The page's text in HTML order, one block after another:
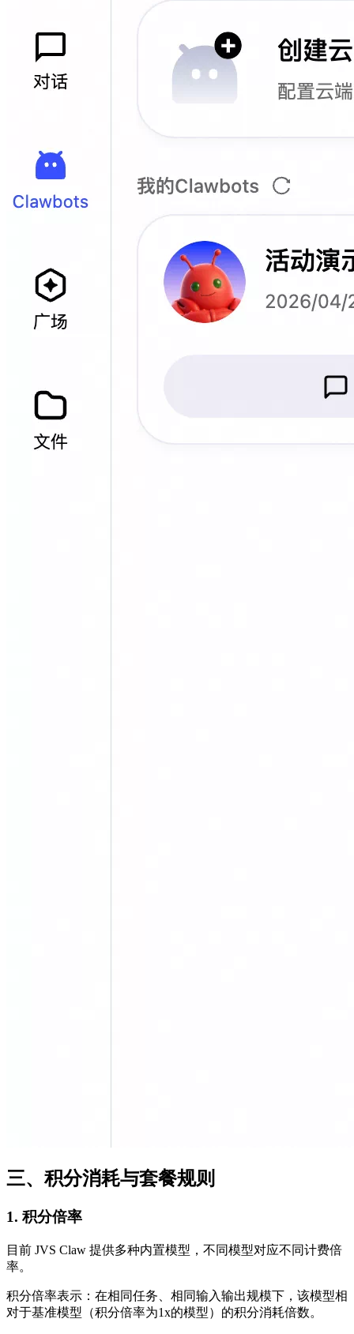
三、积分消耗与套餐规则
1. 积分倍率
目前 JVS Claw 提供多种内置模型，不同模型对应不同计费倍
率。
积分倍率表示：在相同任务、相同输入输出规模下，该模型相
对于基准模型（积分倍率为1x的模型）的积分消耗倍数。